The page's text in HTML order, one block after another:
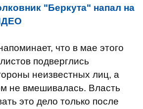
"Беркута" напал на
что в мае этого
подверглись
неизвестных лиц, а
не вмешивалась. Власть
это дело только после